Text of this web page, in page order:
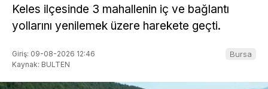
Keles ilçesinde 3 mahallenin iç ve bağlantı
yollarını yenilemek üzere harekete geçti.
Giriş: 09-08-2026 12:46
Kaynak: BULTEN
Bursa